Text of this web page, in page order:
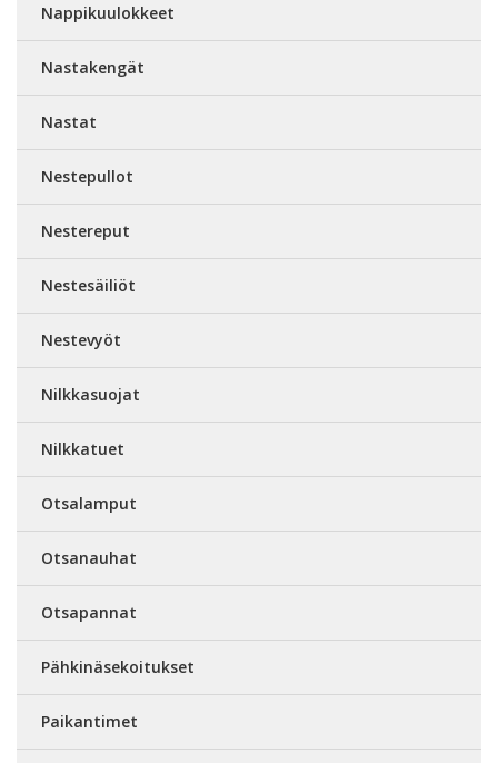
Nappikuulokkeet
Nastakengät
Nastat
Nestepullot
Nestereput
Nestesäiliöt
Nestevyöt
Nilkkasuojat
Nilkkatuet
Otsalamput
Otsanauhat
Otsapannat
Pähkinäsekoitukset
Paikantimet